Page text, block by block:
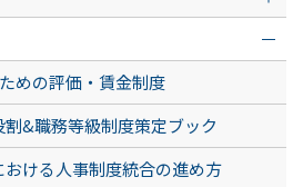
めの評価・賃金制度
&職務等級制度策定ブック
ける人事制度統合の進め方